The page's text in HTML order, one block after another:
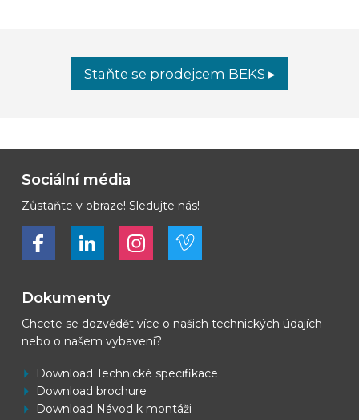
Staňte se prodejcem BEKS ▸
Sociální média
Zůstaňte v obraze! Sledujte nás!
Bekijk ons op FacebookBekijk ons op LinkedInBekijk ons op LinkedInBekijk ons op Vimeo
Dokumenty
Chcete se dozvědět více o našich technických údajích
nebo o našem vybavení?
Download Technické specifikace
Download brochure
Download Návod k montáži